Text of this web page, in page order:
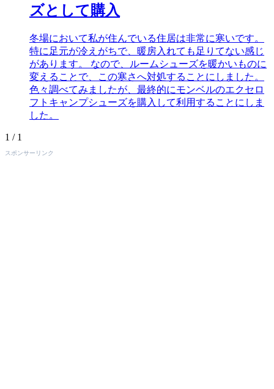
ズとして購入
冬場において私が住んでいる住居は非常に寒いです。
特に足元が冷えがちで、暖房入れても足りてない感じ
があります。 なので、ルームシューズを暖かいものに
変えることで、この寒さへ対処することにしました。
色々調べてみましたが、最終的にモンベルのエクセロ
フトキャンプシューズを購入して利用することにしま
した。
1 / 1
スポンサーリンク